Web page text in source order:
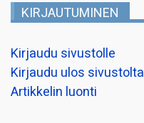
KIRJAUTUMINEN
Kirjaudu sivustolle
Kirjaudu ulos sivustolta
Artikkelin luonti